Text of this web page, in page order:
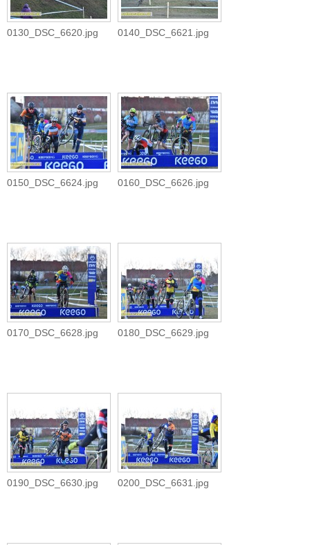
0130_DSC_6620.jpg 0140_DSC_6621.jpg
0150_DSC_6624.jpg 0160_DSC_6626.jpg
0170_DSC_6628.jpg 0180_DSC_6629.jpg
0190_DSC_6630.jpg 0200_DSC_6631.jpg